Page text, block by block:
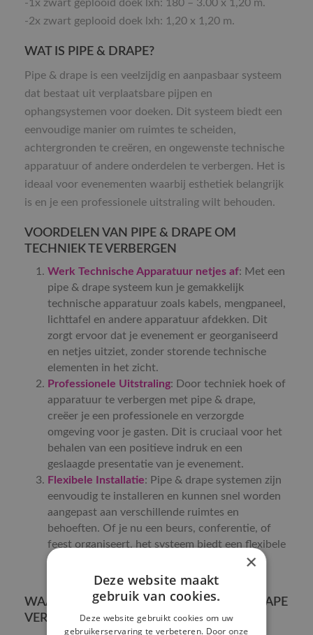
-1x zwart geplooid doek lxh: 180 – 3.00 x 1,20 m.
-2x zwart geplooid doek lxh: 1,20 x 1,20 m.
WAT IS PIPE & DRAPE?
Pipe & drape is een veelzijdig en aanpasbaar systeem
dat bestaat uit verplaatsbare pijpen en
ophangsystemen voor doeken. Dit systeem biedt een
eenvoudige manier om ruimtes te scheiden,
achtergronden te creëren, en ongewenste technische
apparatuur of andere onderdelen te verbergen. Het is
ideaal voor evenementen waarbij esthetiek belangrijk
is en je een professionele uitstraling wilt behouden.
VOORDELEN VAN PIPE & DRAPE OM
TECHNIEK TE VERBERGEN
Werk Technische Apparatuur netjes af: Met een
pipe & drape systeem kun je gemakkelijk
technische apparatuur zoals kabels, mengpaneel,
lichttafel en andere apparatuur afdekken. Dit
zorgt ervoor dat je evenement er georganiseerd
en netjes uitziet, zonder storende technische
elementen in het zicht.
Professionele Uitstraling: Door techniek hoek of
apparatuur te verbergen met pipe & drape,
creëer je een professionele en verzorgde
omgeving voor je gasten. Dit is cruciaal voor het
behalen van een positieve indruk en een
geslaagde presentatie van je evenement.
Flexibele Installatie: Pipe & drape systemen zijn
eenvoudig te installeren en kunnen snel worden
aangepast aan verschillende ruimtes en
behoeften. Of je nu een beurs, conferentie, of
feest organiseert, het systeem biedt een flexibele
oplossing voor het verbergen van technische
apparatuur.
WAAROM KIEZEN VOOR ONZE PIPE & DRAPE
VERHUUR IN BREDA EN ETTEN-LEUR?
×
Deze website maakt
gebruik van cookies.
Deze website gebruikt cookies om uw
gebruikerservaring te verbeteren. Door onze